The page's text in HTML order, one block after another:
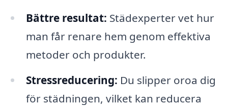
Bättre resultat: Städexperter vet hur
man får renare hem genom effektiva
metoder och produkter.
Stressreducering: Du slipper oroa dig
för städningen, vilket kan reducera